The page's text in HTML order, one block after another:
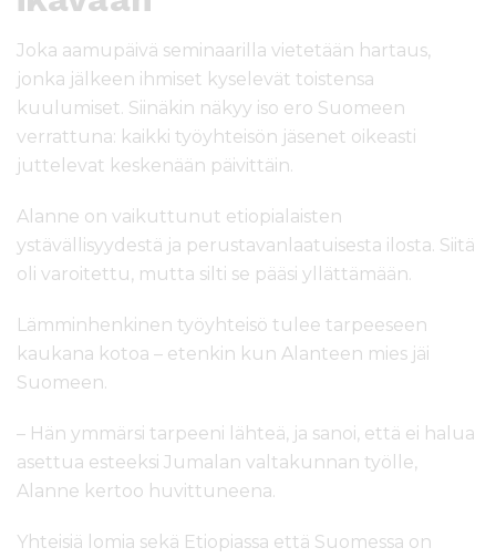
Joka aamupäivä seminaarilla vietetään hartaus,
jonka jälkeen ihmiset kyselevät toistensa
kuulumiset. Siinäkin näkyy iso ero Suomeen
verrattuna: kaikki työyhteisön jäsenet oikeasti
juttelevat keskenään päivittäin.
Alanne on vaikuttunut etiopialaisten
ystävällisyydestä ja perustavanlaatuisesta ilosta. Siitä
oli varoitettu, mutta silti se pääsi yllättämään.
Lämminhenkinen työyhteisö tulee tarpeeseen
kaukana kotoa – etenkin kun Alanteen mies jäi
Suomeen.
– Hän ymmärsi tarpeeni lähteä, ja sanoi, että ei halua
asettua esteeksi Jumalan valtakunnan työlle,
Alanne kertoo huvittuneena.
Yhteisiä lomia sekä Etiopiassa että Suomessa on